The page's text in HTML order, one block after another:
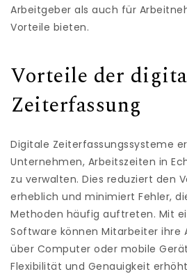
Arbeitgeber als auch für
Vorteile bieten.
Vorteile der
Zeiterfassung
Digitale Zeiterfassungssysteme
Unternehmen, Arbeitszeiten in
zu verwalten. Dies reduziert den
erheblich und minimiert Fehler,
Methoden häufig auftreten. Mit
Software können Mitarbeiter ihre
über Computer oder mobile
Flexibilität und Genauigkeit